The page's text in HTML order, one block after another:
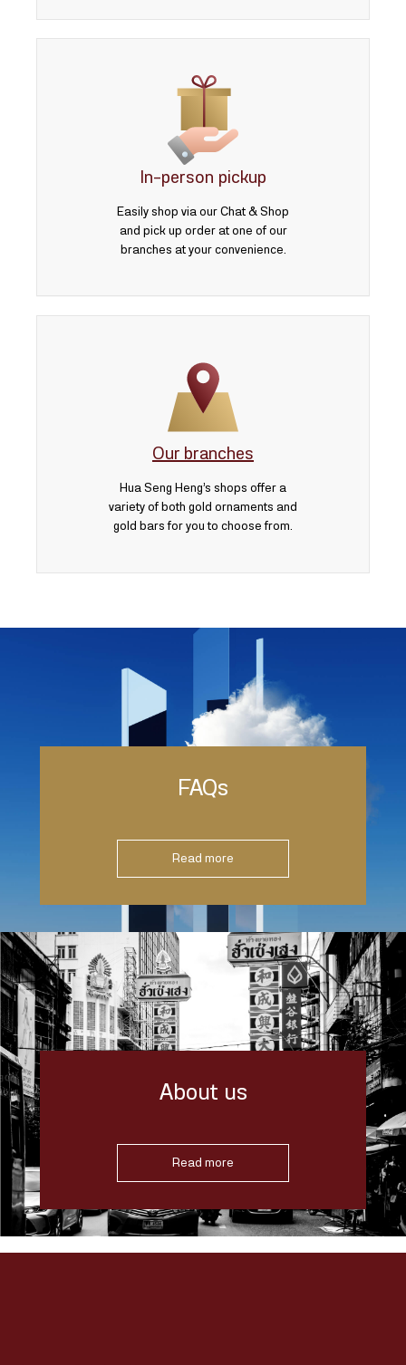
In-person pickup
Easily shop via our Chat & Shop
and pick up order at one of our
branches at your convenience.
Our branches
Hua Seng Heng’s shops offer a
variety of both gold ornaments and
gold bars for you to choose from.
FAQs
Read more
About us
Read more